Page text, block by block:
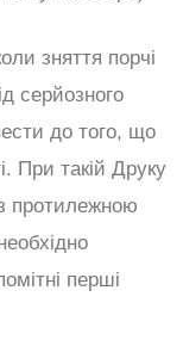
зняття порчі
серйозного
до того, що
При такій Друку
протилежною
перші